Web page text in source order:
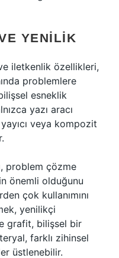
YENILIK
iletkenlik özellikleri,
problemlere
esneklik
yazı aracı
veya kompozit
problem çözme
önemli olduğunu
çok kullanımını
yenilikçi
grafit, bilişsel bir
farklı zihinsel
üstlenebilir.